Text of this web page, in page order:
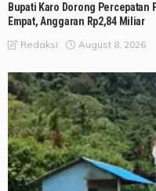
Bupati Karo Dorong
Empat, Anggaran Rp2,84 Miliar
Redaksi August 8, 2026